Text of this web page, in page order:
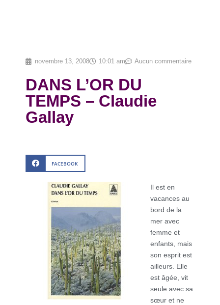
novembre 13, 2008 10:01 am Aucun commentaire
DANS L’OR DU
TEMPS – Claudie
Gallay
FACEBOOK
Il est en
vacances au
bord de la
mer avec
femme et
enfants, mais
son esprit est
ailleurs. Elle
est âgée, vit
seule avec sa
sœur et ne